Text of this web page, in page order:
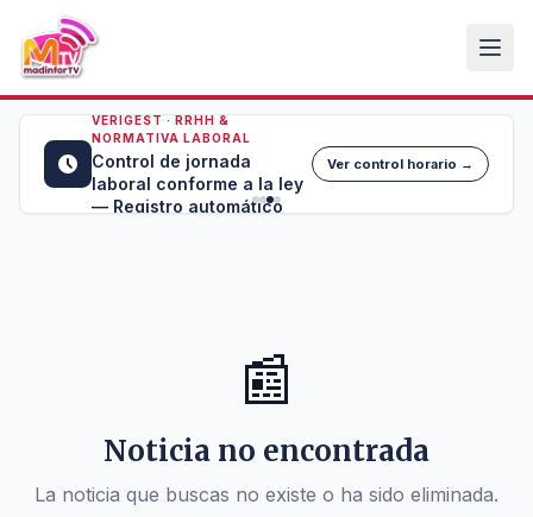
VERIGEST · RRHH &
NORMATIVA LABORAL
Control de jornada
laboral conforme a la ley
— Registro automático
Ver control horario →
📰
Noticia no encontrada
La noticia que buscas no existe o ha sido eliminada.